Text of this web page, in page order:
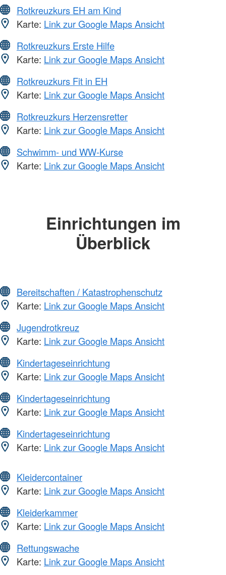
Rotkreuzkurs EH am Kind
Karte: Link zur Google Maps Ansicht
Rotkreuzkurs Erste Hilfe
Karte: Link zur Google Maps Ansicht
Rotkreuzkurs Fit in EH
Karte: Link zur Google Maps Ansicht
Rotkreuzkurs Herzensretter
Karte: Link zur Google Maps Ansicht
Schwimm- und WW-Kurse
Karte: Link zur Google Maps Ansicht
Einrichtungen im
Überblick
Bereitschaften / Katastrophenschutz
Karte: Link zur Google Maps Ansicht
Jugendrotkreuz
Karte: Link zur Google Maps Ansicht
Kindertageseinrichtung
Karte: Link zur Google Maps Ansicht
Kindertageseinrichtung
Karte: Link zur Google Maps Ansicht
Kindertageseinrichtung
Karte: Link zur Google Maps Ansicht
Kleidercontainer
Karte: Link zur Google Maps Ansicht
Kleiderkammer
Karte: Link zur Google Maps Ansicht
Rettungswache
Karte: Link zur Google Maps Ansicht